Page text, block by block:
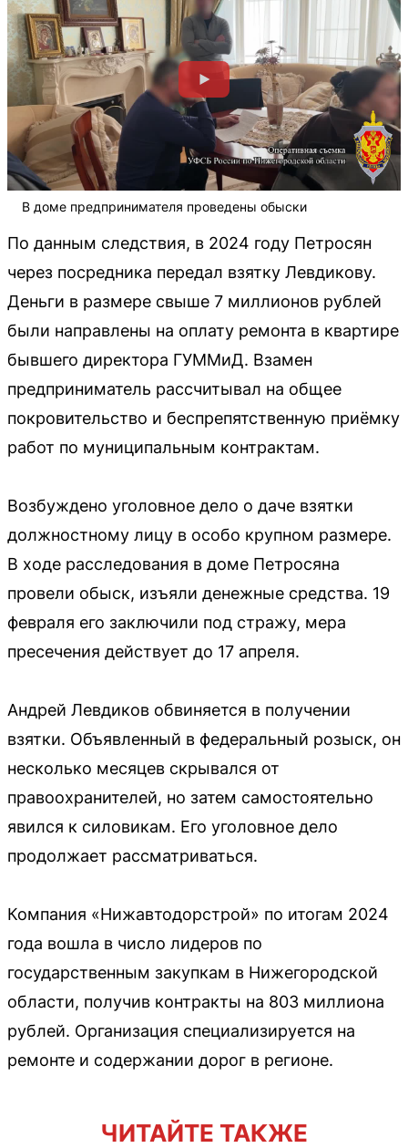
В доме предпринимателя проведены обыски
По данным следствия, в 2024 году Петросян
через посредника передал взятку Левдикову.
Деньги в размере свыше 7 миллионов рублей
были направлены на оплату ремонта в квартире
бывшего директора ГУММиД. Взамен
предприниматель рассчитывал на общее
покровительство и беспрепятственную приёмку
работ по муниципальным контрактам.
Возбуждено уголовное дело о даче взятки
должностному лицу в особо крупном размере.
В ходе расследования в доме Петросяна
провели обыск, изъяли денежные средства. 19
февраля его заключили под стражу, мера
пресечения действует до 17 апреля.
Андрей Левдиков обвиняется в получении
взятки. Объявленный в федеральный розыск, он
несколько месяцев скрывался от
правоохранителей, но затем самостоятельно
явился к силовикам. Его уголовное дело
продолжает рассматриваться.
Компания «Нижавтодорстрой» по итогам 2024
года вошла в число лидеров по
государственным закупкам в Нижегородской
области, получив контракты на 803 миллиона
рублей. Организация специализируется на
ремонте и содержании дорог в регионе.
ЧИТАЙТЕ ТАКЖЕ